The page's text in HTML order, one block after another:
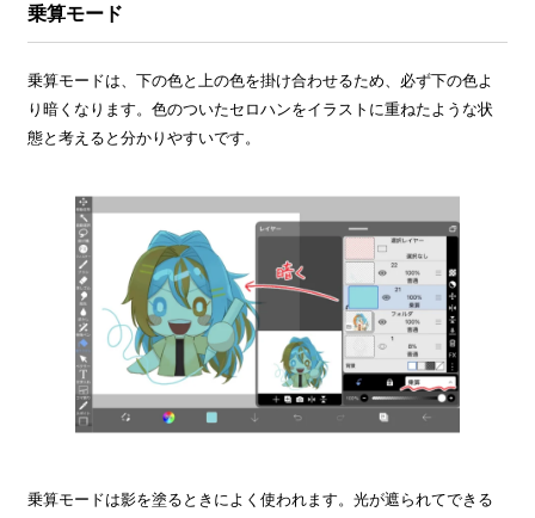
乗算モード
乗算モードは、下の色と上の色を掛け合わせるため、必ず下の色よ
り暗くなります。色のついたセロハンをイラストに重ねたような状
態と考えると分かりやすいです。
乗算モードは影を塗るときによく使われます。光が遮られてできる